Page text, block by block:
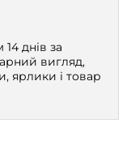
днів за
вигляд,
ярлики і товар